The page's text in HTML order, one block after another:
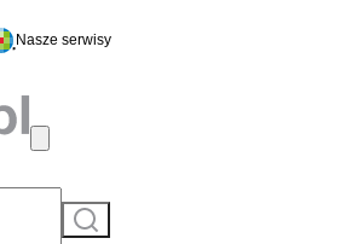
Nasze serwisy
Szukaj